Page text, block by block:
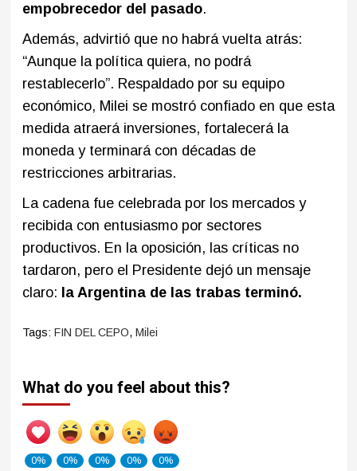
empobrecedor del pasado.
Además, advirtió que no habrá vuelta atrás:
“Aunque la política quiera, no podrá
restablecerlo”. Respaldado por su equipo
económico, Milei se mostró confiado en que esta
medida atraerá inversiones, fortalecerá la
moneda y terminará con décadas de
restricciones arbitrarias.
La cadena fue celebrada por los mercados y
recibida con entusiasmo por sectores
productivos. En la oposición, las críticas no
tardaron, pero el Presidente dejó un mensaje
claro: la Argentina de las trabas terminó.
Tags: FIN DEL CEPO, Milei
What do you feel about this?
0%
0%
0%
0%
0%